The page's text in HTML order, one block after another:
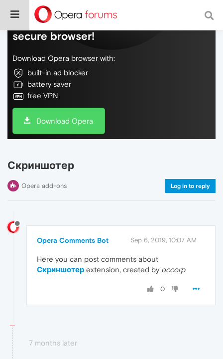
Do more on the web, with a fast and
secure browser!
Download Opera browser with:
built-in ad blocker
battery saver
free VPN
Download Opera
Скриншотер
Opera add-ons Log in to reply
Opera Comments Bot Sep 6, 2019, 10:07 AM
Here you can post comments about
Скриншотер extension, created by occorp
0
7 months later